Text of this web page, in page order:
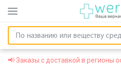
📢 Заказы с доставкой в регионы